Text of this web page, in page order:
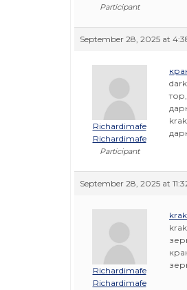
Participant
September 28, 2025 at
Richardimafe
Richardimafe
Participant
September 28, 2025 at
Richardimafe
Richardimafe